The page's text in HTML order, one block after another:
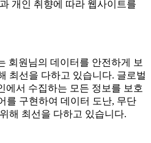
개인 취향에 따라 웹사이트를
회원님의 데이터를 안전하게 보
최선을 다하고 있습니다. 글로벌
에서 수집하는 모든 정보를 보호
를 구현하여 데이터 도난, 무단
해 최선을 다하고 있습니다.